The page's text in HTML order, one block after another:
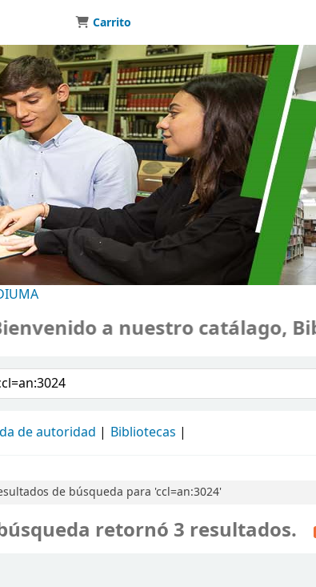
Carrito
a nuestro catálago,
en el catálogo
de autoridad Bibliotecas
de búsqueda para 'ccl=an:3024'
retornó 3 resultados.